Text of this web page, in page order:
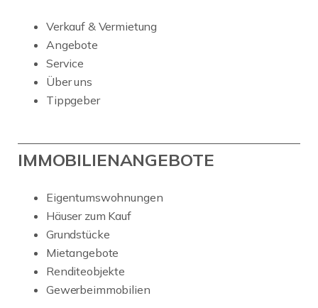
Verkauf & Vermietung
Angebote
Service
Über uns
Tippgeber
IMMOBILIENANGEBOTE
Eigentumswohnungen
Häuser zum Kauf
Grundstücke
Mietangebote
Renditeobjekte
Gewerbeimmobilien